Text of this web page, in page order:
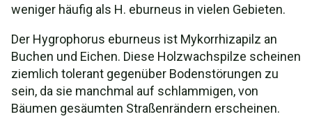
weniger häufig als H. eburneus in vielen Gebieten.
Der Hygrophorus eburneus ist Mykorrhizapilz an
Buchen und Eichen. Diese Holzwachspilze scheinen
ziemlich tolerant gegenüber Bodenstörungen zu
sein, da sie manchmal auf schlammigen, von
Bäumen gesäumten Straßenrändern erscheinen.